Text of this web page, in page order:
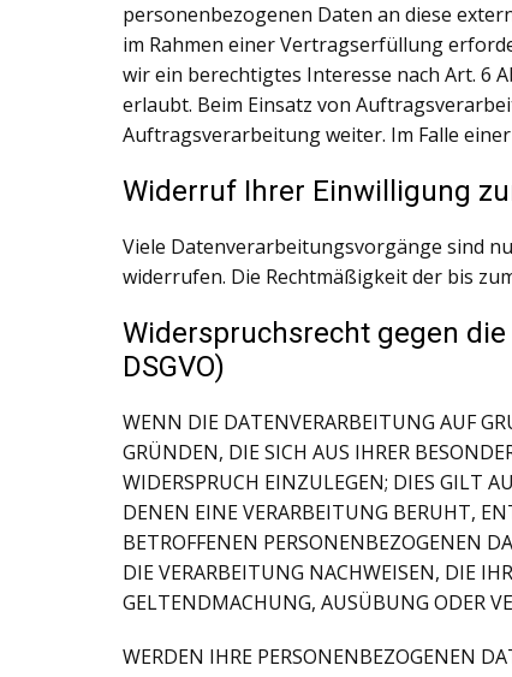
personenbezogenen Daten an diese
im Rahmen einer Vertragserfüllung
wir ein berechtigtes Interesse nach Art. 6
erlaubt. Beim Einsatz von
Auftragsverarbeitung weiter. Im Falle
Widerruf Ihrer Einwilligung
Viele Datenverarbeitungsvorgänge sind
widerrufen. Die Rechtmäßigkeit der bis
Widerspruchsrecht gegen
DSGVO)
WENN DIE DATENVERARBEITUNG AUF
GRÜNDEN, DIE SICH AUS IHRER
WIDERSPRUCH EINZULEGEN; DIES GILT
DENEN EINE VERARBEITUNG BERUHT,
BETROFFENEN PERSONENBEZOGENEN
DIE VERARBEITUNG NACHWEISEN, DIE
GELTENDMACHUNG, AUSÜBUNG ODER
WERDEN IHRE PERSONENBEZOGENEN